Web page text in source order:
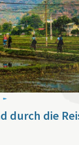
durch die